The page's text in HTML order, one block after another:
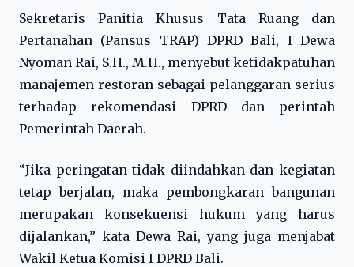
Sekretaris Panitia Khusus Tata Ruang dan
Pertanahan (Pansus TRAP) DPRD Bali, I Dewa
Nyoman Rai, S.H., M.H., menyebut ketidakpatuhan
manajemen restoran sebagai pelanggaran serius
terhadap rekomendasi DPRD dan perintah
Pemerintah Daerah.
“Jika peringatan tidak diindahkan dan kegiatan
tetap berjalan, maka pembongkaran bangunan
merupakan konsekuensi hukum yang harus
dijalankan,” kata Dewa Rai, yang juga menjabat
Wakil Ketua Komisi I DPRD Bali.